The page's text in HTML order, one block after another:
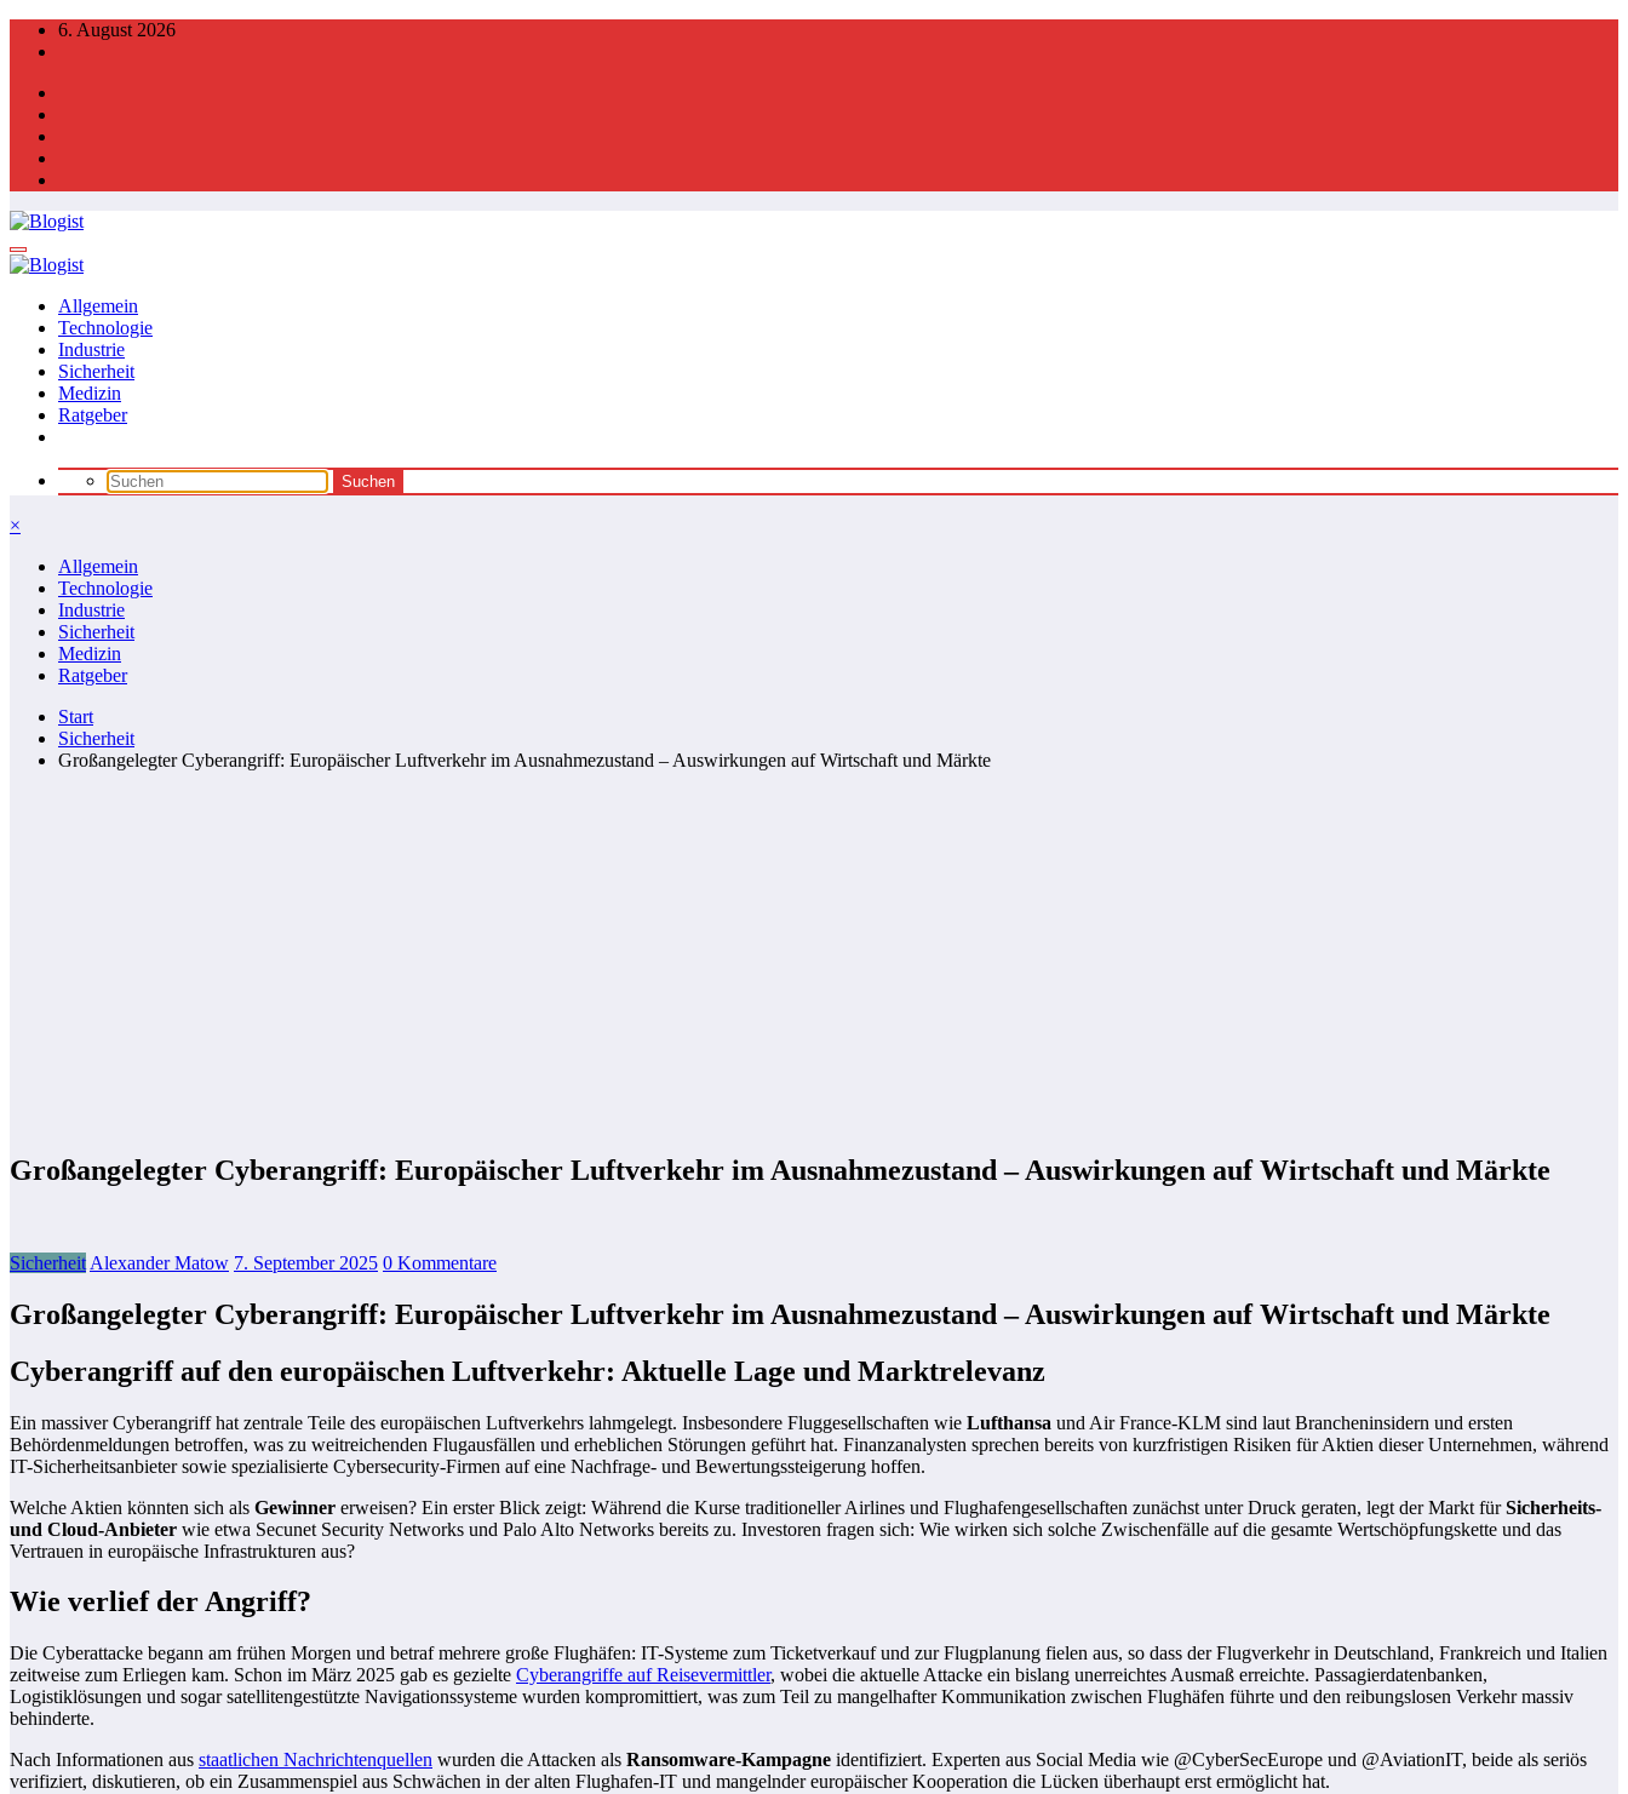
Zum
Inhalt
6. August 2026
Allgemein
Technologie
Industrie
Sicherheit
Medizin
Ratgeber
×
Allgemein
Technologie
Industrie
Sicherheit
Medizin
Ratgeber
Start
Sicherheit
Großangelegter Cyberangriff: Europäischer Luftverkehr im Ausnahmezustand – Auswirkungen auf Wirtschaft und Märkte
Großangelegter Cyberangriff: Europäischer Luftverkehr im Ausnahmezustand – Auswirkungen auf Wirtschaft und Märkte
Sicherheit Alexander Matow 7. September 2025 0 Kommentare
Großangelegter Cyberangriff: Europäischer Luftverkehr im Ausnahmezustand – Auswirkungen auf Wirtschaft und Märkte
Cyberangriff auf den europäischen Luftverkehr: Aktuelle Lage und Marktrelevanz
Ein massiver Cyberangriff hat zentrale Teile des europäischen Luftverkehrs lahmgelegt. Insbesondere Fluggesellschaften wie Lufthansa und Air France-KLM sind laut Brancheninsidern und ersten
Behördenmeldungen betroffen, was zu weitreichenden Flugausfällen und erheblichen Störungen geführt hat. Finanzanalysten sprechen bereits von kurzfristigen Risiken für Aktien dieser Unternehmen, während
IT-Sicherheitsanbieter sowie spezialisierte Cybersecurity-Firmen auf eine Nachfrage- und Bewertungssteigerung hoffen.
Welche Aktien könnten sich als Gewinner erweisen? Ein erster Blick zeigt: Während die Kurse traditioneller Airlines und Flughafengesellschaften zunächst unter Druck geraten, legt der Markt fürSicherheits-
und Cloud-Anbieter wie etwa Secunet Security Networks und Palo Alto Networks bereits zu. Investoren fragen sich: Wie wirken sich solche Zwischenfälle auf die gesamte Wertschöpfungskette und das
Vertrauen in europäische Infrastrukturen aus?
Wie verlief der Angriff?
Die Cyberattacke begann am frühen Morgen und betraf mehrere große Flughäfen: IT-Systeme zum Ticketverkauf und zur Flugplanung fielen aus, so dass der Flugverkehr in Deutschland, Frankreich und Italien
zeitweise zum Erliegen kam. Schon im März 2025 gab es gezielte Cyberangriffe auf Reisevermittler, wobei die aktuelle Attacke ein bislang unerreichtes Ausmaß erreichte. Passagierdatenbanken,
Logistiklösungen und sogar satellitengestützte Navigationssysteme wurden kompromittiert, was zum Teil zu mangelhafter Kommunikation zwischen Flughäfen führte und den reibungslosen Verkehr massiv
behinderte.
Nach Informationen aus staatlichen Nachrichtenquellen wurden die Attacken als Ransomware-Kampagne identifiziert. Experten aus Social Media wie @CyberSecEurope und @AviationIT, beide als seriös
verifiziert, diskutieren, ob ein Zusammenspiel aus Schwächen in der alten Flughafen-IT und mangelnder europäischer Kooperation die Lücken überhaupt erst ermöglicht hat.